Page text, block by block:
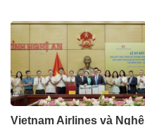
Vietnam Airlines và Nghệ